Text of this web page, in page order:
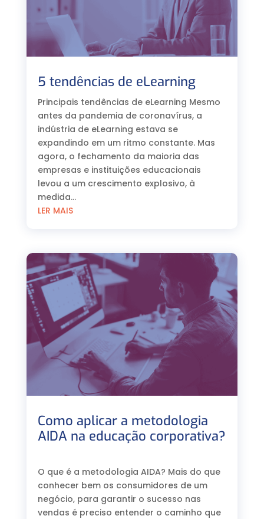
5 tendências de eLearning
Principais tendências de eLearning Mesmo
antes da pandemia de coronavírus, a
indústria de eLearning estava se
expandindo em um ritmo constante. Mas
agora, o fechamento da maioria das
empresas e instituições educacionais
levou a um crescimento explosivo, à
medida...
LER MAIS
Como aplicar a metodologia
AIDA na educação corporativa?
O que é a metodologia AIDA? Mais do que
conhecer bem os consumidores de um
negócio, para garantir o sucesso nas
vendas é preciso entender o caminho que